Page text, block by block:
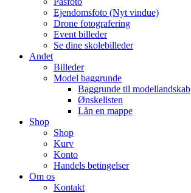
Ejendomsfoto (Nyt vindue)
Drone fotografering
Event billeder
Se dine skolebilleder
Andet
Billeder
Model baggrunde
Baggrunde til modellandskab
Ønskelisten
Lån en mappe
Shop
Shop
Kurv
Konto
Handels betingelser
Om os
Kontakt